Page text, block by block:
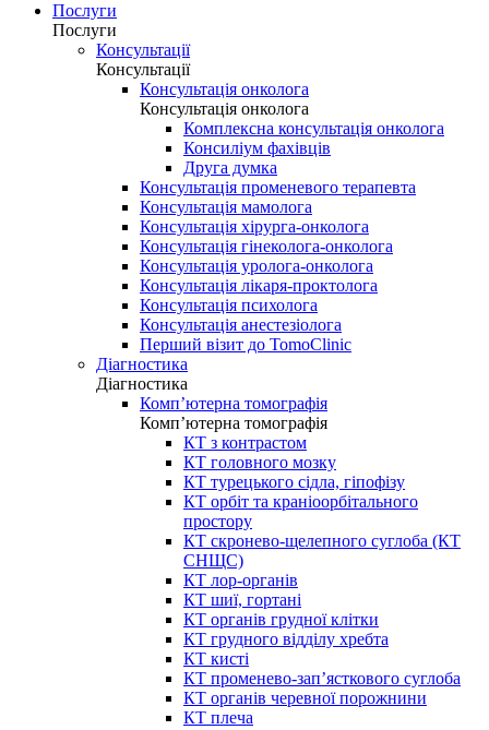
Послуги
Послуги
Консультації
Консультації
Консультація онколога
Консультація онколога
Комплексна консультація онколога
Консиліум фахівців
Друга думка
Консультація променевого терапевта
Консультація мамолога
Консультація хірурга-онколога
Консультація гінеколога-онколога
Консультація уролога-онколога
Консультація лікаря-проктолога
Консультація психолога
Консультація анестезіолога
Перший візит до TomoClinic
Діагностика
Діагностика
Комп’ютерна томографія
Комп’ютерна томографія
КТ з контрастом
КТ головного мозку
КТ турецького сідла, гіпофізу
КТ орбіт та краніоорбітального
простору
КТ скронево-щелепного суглоба (КТ
СНЩС)
КТ лор-органів
КТ шиї, гортані
КТ органів грудної клітки
КТ грудного відділу хребта
КТ кисті
КТ променево-зап’ясткового суглоба
КТ органів черевної порожнини
КТ плеча